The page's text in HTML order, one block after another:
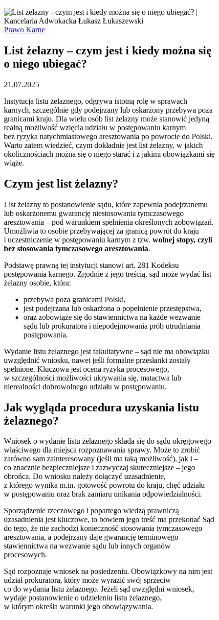
Prawo Karne
List żelazny – czym jest i kiedy można się
o niego ubiegać?
21.07.2025
Instytucja listu żelaznego, odgrywa istotną rolę w sprawach
karnych, szczególnie gdy podejrzany lub oskarżony przebywa poza
granicami kraju. Dla wielu osób list żelazny może stanowić jedyną
realną możliwość wzięcia udziału w postępowaniu karnym
bez ryzyka natychmiastowego aresztowania po powrocie do Polski.
Warto zatem wiedzieć, czym dokładnie jest list żelazny, w jakich
okolicznościach można się o niego starać i z jakimi obowiązkami się
wiąże.
Czym jest list żelazny?
List żelazny to postanowienie sądu, które zapewnia podejrzanemu
lub oskarżonemu gwarancję niestosowania tymczasowego
aresztowania – pod warunkiem spełnienia określonych zobowiązań.
Umożliwia to osobie przebywającej za granicą powrót do kraju
i uczestniczenie w postępowaniu karnym z tzw. wolnej stopy, czyli
bez stosowania tymczasowego aresztowania.
Podstawę prawną tej instytucji stanowi art. 281 Kodeksu
postępowania karnego. Zgodnie z jego treścią, sąd może wydać list
żelazny osobie, która:
przebywa poza granicami Polski,
jest podejrzana lub oskarżona o popełnienie przestępstwa,
oraz zobowiąże się do stawiennictwa na każde wezwanie
sądu lub prokuratora i niepodejmowania prób utrudniania
postępowania.
Wydanie listu żelaznego jest fakultatywne – sąd nie ma obowiązku
uwzględnić wniosku, nawet jeśli formalne przesłanki zostały
spełnione. Kluczowa jest ocena ryzyka procesowego,
w szczególności możliwości ukrywania się, matactwa lub
nierealności dobrowolnego udziału w postępowaniu.
Jak wygląda procedura uzyskania listu
żelaznego?
Wniosek o wydanie listu żelaznego składa się do sądu okręgowego
właściwego dla miejsca rozpoznawania sprawy. Może to zrobić
zarówno sam zainteresowany (jeśli ma taką możliwość), jak i –
co znacznie bezpieczniejsze i zazwyczaj skuteczniejsze – jego
obrońca. Do wniosku należy dołączyć uzasadnienie,
z którego wynika m.in. gotowość powrotu do kraju, chęć udziału
w postępowaniu oraz brak zamiaru unikania odpowiedzialności.
Sporządzenie rzeczowego i popartego wiedzą prawniczą
uzasadnienia jest kluczowe, to bowiem jego treść ma przekonać Sąd
do tego, że nie zachodzi konieczność stosowania tymczasowego
aresztowania, a podejrzany daje gwarancję terminowego
stawiennictwa na wezwanie sądu lub innych organów
procesowych.
Sąd rozpoznaje wniosek na posiedzeniu. Obowiązkowy na nim jest
udział prokuratora, który może wyrazić swój sprzeciw
co do wydania listu żelaznego. Jeżeli sąd uwzględni wniosek,
wydaje postanowienie o udzieleniu listu żelaznego,
w którym określa warunki jego obowiązywania.